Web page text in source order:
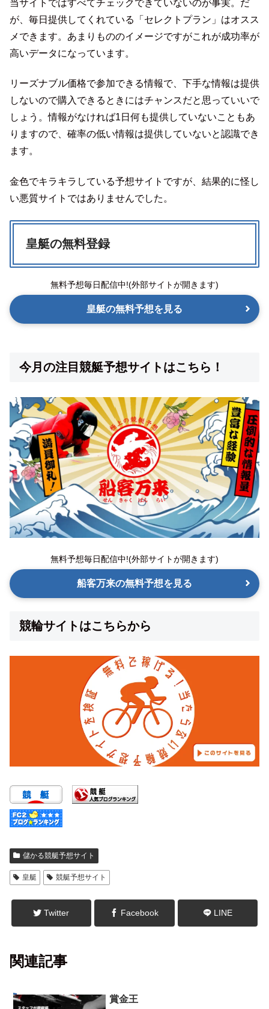
当サイトではすべてチェックできていないのが事実。だ
が、毎日提供してくれている「セレクトプラン」はオスス
メできます。あまりもののイメージですがこれが成功率が
高いデータになっています。
リーズナブル価格で参加できる情報で、下手な情報は提供
しないので購入できるときにはチャンスだと思っていいで
しょう。情報がなければ1日何も提供していないこともあ
りますので、確率の低い情報は提供していないと認識でき
ます。
金色でキラキラしている予想サイトですが、結果的に怪し
い悪質サイトではありませんでした。
皇艇の無料登録
無料予想毎日配信中!(外部サイトが開きます)
皇艇の無料予想を見る
今月の注目競艇予想サイトはこちら！
無料予想毎日配信中!(外部サイトが開きます)
船客万来の無料予想を見る
競輪サイトはこちらから
儲かる競艇予想サイト
皇艇 競艇予想サイト
Twitter Facebook LINE
関連記事
賞金王